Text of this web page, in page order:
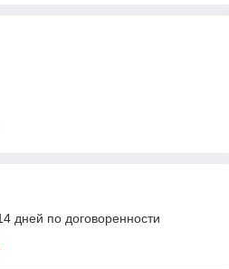
дней по договоренности